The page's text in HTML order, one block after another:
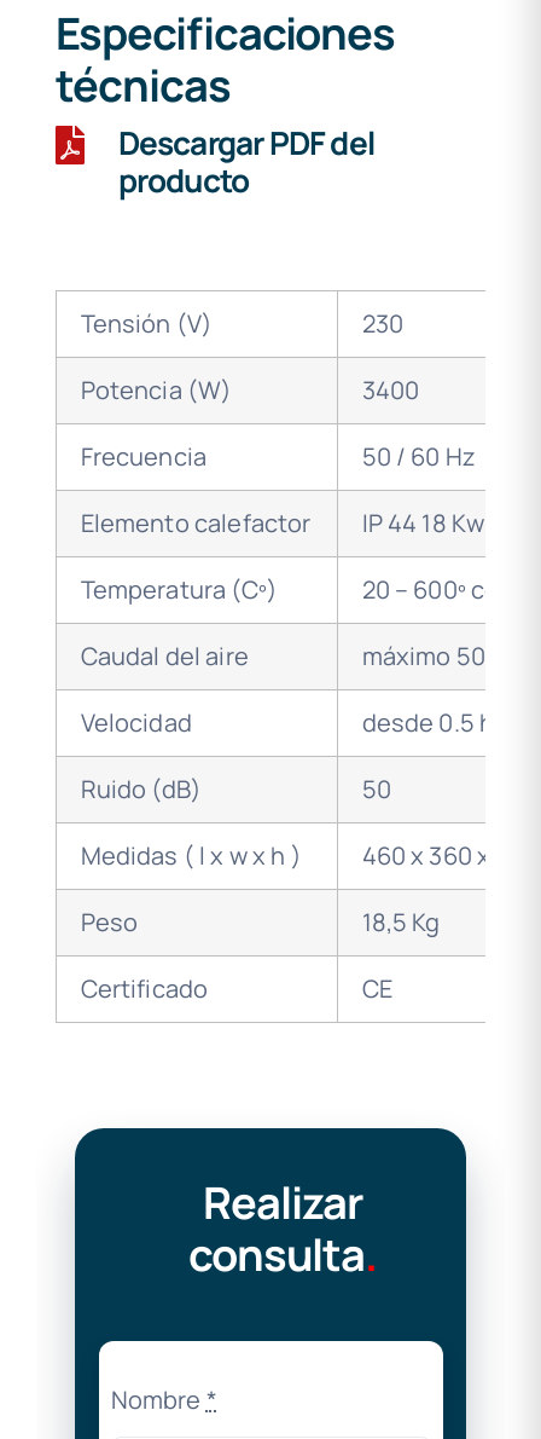
Especificaciones
técnicas
Descargar PDF del
producto
Tensión (V) 230
Potencia (W) 3400
Frecuencia 50 / 60 Hz
Elemento calefactor IP 44 18 Kw
Temperatura (Cº) 20 – 600º
Caudal del aire máximo 500 l/
Velocidad desde 0.5
Ruido (dB) 50
Medidas ( l x w x h ) 460 x 360 x 310
Peso 18,5 Kg
Certificado CE
Realizar
consulta.
Nombre *